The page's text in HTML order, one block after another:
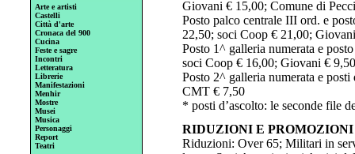
Arte e artisti
Castelli
Città d'arte
Cronaca del 900
Cucina
Feste e sagre
Incontri
Letteratura
Librerie
Manifestazioni
Menhir
Mostre
Musei
Musica
Personaggi
Report
Teatri
Giovani € 15,00; Comune di
Posto palco centrale III ord. e
22,50; soci Coop € 21,00;
Posto 1^ galleria numerata e
soci Coop € 16,00; Giovani € 9,50
Posto 2^ galleria numerata e
CMT € 7,50
* posti d’ascolto: le seconde file
RIDUZIONI E PROMOZIONI
Riduzioni: Over 65; Militari in